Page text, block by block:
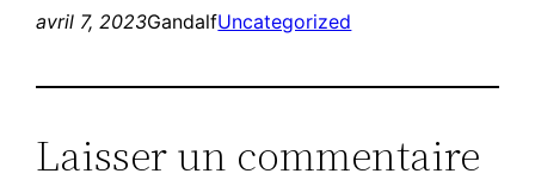
avril 7, 2023GandalfUncategorized
Laisser un commentaire